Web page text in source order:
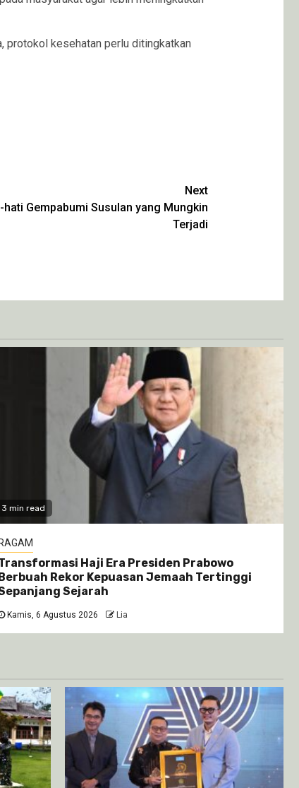
protokol kesehatan perlu ditingkatkan
Next
hati Gempabumi Susulan yang Mungkin
Terjadi
3 min read
RAGAM
Haji Era Presiden Prabowo
Berbuah Rekor Kepuasan Jemaah Tertinggi
Sejarah
Kamis, 6 Agustus 2026 Lia